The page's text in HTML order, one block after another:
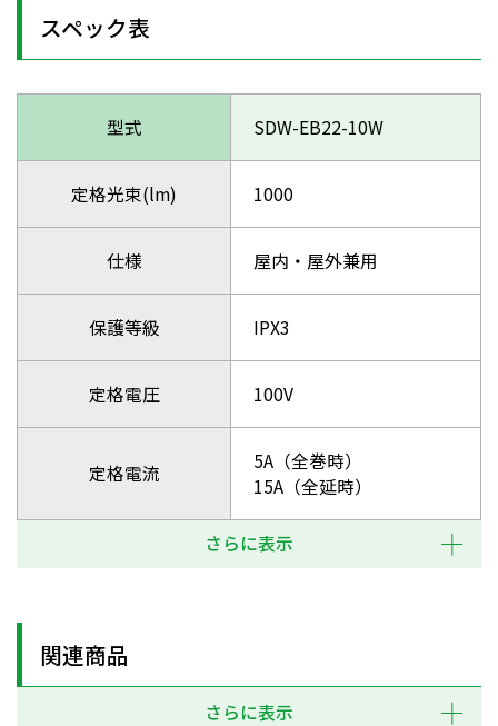
スペック表
型式 SDW-EB22-10W
定格光束(lm) 1000
仕様 屋内・屋外兼用
保護等級 IPX3
定格電圧 100V
定格電流
5A（全巻時）
15A（全延時）
さらに表示
関連商品
さらに表示